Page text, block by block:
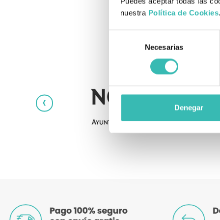
nuestra Política de Cookies.
consentimiento
Necesarias
Denegar
‹